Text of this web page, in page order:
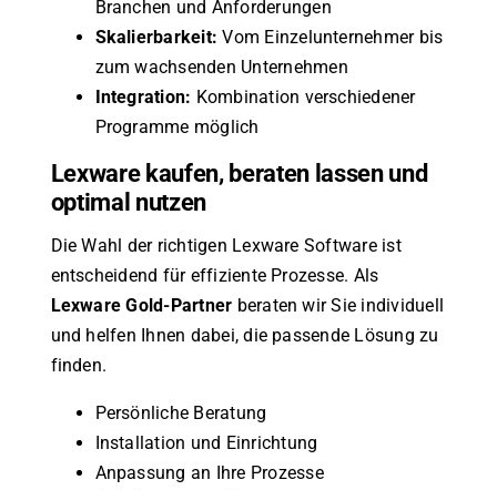
Branchen und Anforderungen
Skalierbarkeit: Vom Einzelunternehmer bis
zum wachsenden Unternehmen
Integration: Kombination verschiedener
Programme möglich
Lexware kaufen, beraten lassen und
optimal nutzen
Die Wahl der richtigen Lexware Software ist
entscheidend für effiziente Prozesse. Als
Lexware Gold-Partner beraten wir Sie individuell
und helfen Ihnen dabei, die passende Lösung zu
finden.
Persönliche Beratung
Installation und Einrichtung
Anpassung an Ihre Prozesse